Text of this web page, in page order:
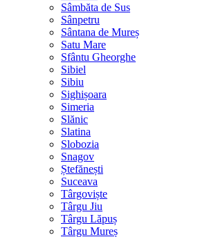
Sâmbăta de Sus
Sânpetru
Sântana de Mureș
Satu Mare
Sfântu Gheorghe
Sibiel
Sibiu
Sighișoara
Simeria
Slănic
Slatina
Slobozia
Snagov
Ștefănești
Suceava
Târgoviște
Târgu Jiu
Târgu Lăpuș
Târgu Mureș